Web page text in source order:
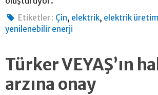
Etiketler : Çin, elektrik, elektrik
yenilenebilir enerji
Türker VEYAŞ’ın
arzına onay